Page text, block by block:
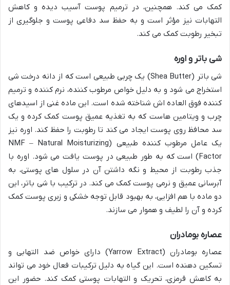
کمک می کند. همچنین، در ترمیم پوست آسیب دیده و کاهش
التهابات نیز مؤثر است و به حفظ سد دفاعی پوست و جلوگیری از
تبخیر رطوبت کمک می کند.
شی باتر و اوره
شی باتر (Shea Butter) یک چربی طبیعی است که از دانه درخت شی
استخراج می شود و به دلیل خواص مرطوب کننده، نرم کننده و ترمیم
کننده فوق العاده اش شناخته شده است. این ماده غنی از اسیدهای
چرب و ویتامین هاست که به تغذیه عمیق پوست کمک کرده و یک
سد محافظ روی پوست ایجاد می کند تا رطوبت را حفظ کند. اوره نیز
یک عامل مرطوب کننده طبیعی (NMF – Natural Moisturizing
Factor) است که به طور طبیعی در پوست یافت می شود. اوره با
جذب رطوبت از محیط و نگه داشتن آن در سلول های پوستی، به
آبرسانی عمیق و نرمی پوست کمک می کند. در ترکیب با شی باتر، این
دو ماده با هم افزایی، به بهبود قابل توجه خشکی و زبری پوست کمک
کرده و آن را لطیف و هموار می سازند.
عصاره بومادران
عصاره بومادران (Yarrow Extract) دارای خواص ضد التهابی و
تسکین دهنده است. این گیاه به دلیل ترکیبات فعال خود می تواند
به کاهش قرمزی، تحریک و التهابات پوستی کمک کند. حضور این